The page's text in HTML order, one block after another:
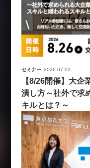
セミナー 2026.07.02
【8/26開催】大企
潰し方～社外で求
キルとは？～